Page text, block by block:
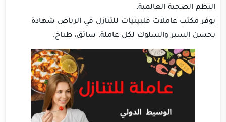
النظم الصحية العالمية.
يوفر مكتب عاملات فلبينيات للتنازل في الرياض شهادة
بحسن السير والسلوك لكل عاملة، سائق، طباخ.